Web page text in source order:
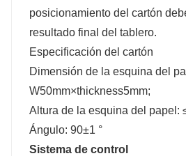
posicionamiento del cartón
resultado final del tablero.
Especificación del cartón
Dimensión de la esquina del
W50mm×thickness5mm;
Altura de la esquina del papel:
Ángulo: 90±1 °
Sistema de